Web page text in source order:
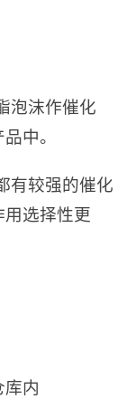
泡沫作催化
中。
有较强的催化
选择性更
库内